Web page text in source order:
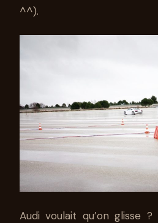
^^).
Audi voulait qu’on glisse ?